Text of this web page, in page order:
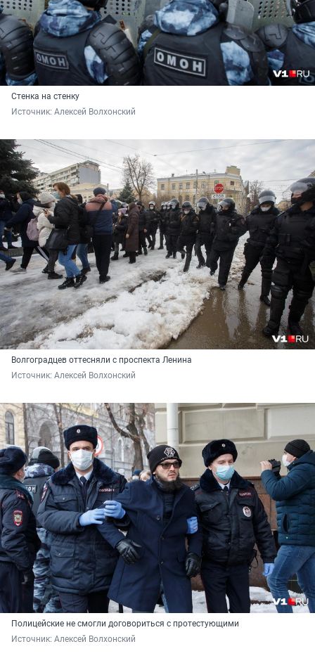
Стенка на стенку
Источник: Алексей Волхонский
Волгоградцев оттесняли с проспекта Ленина
Источник: Алексей Волхонский
Полицейские не смогли договориться с протестующими
Источник: Алексей Волхонский